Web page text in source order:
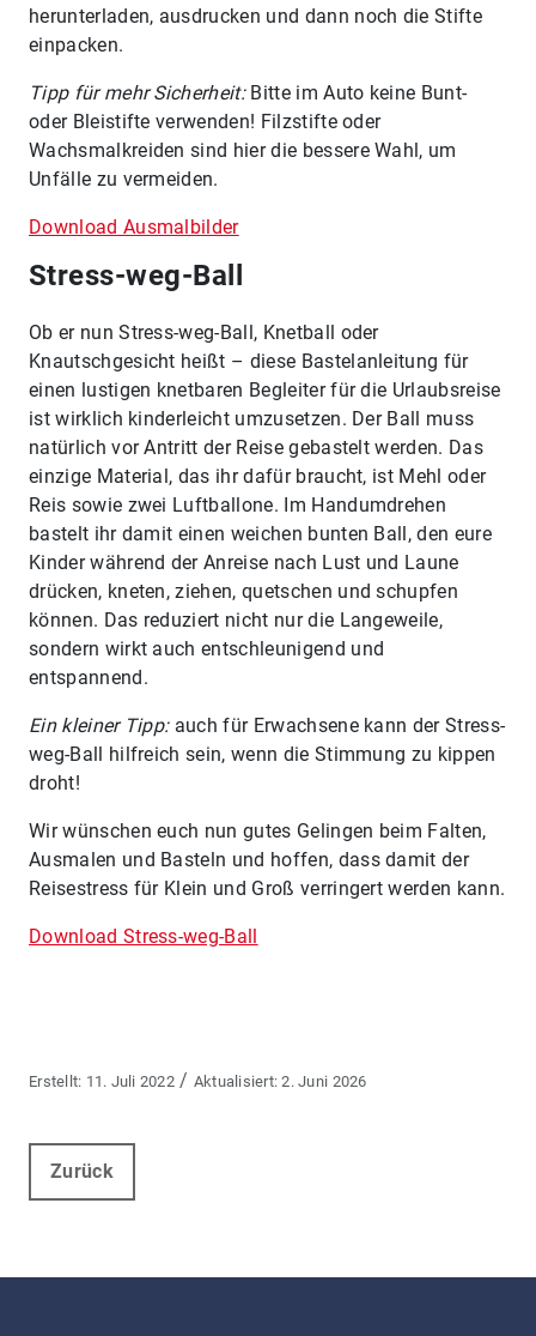
herunterladen, ausdrucken und dann noch die Stifte
einpacken.
Tipp für mehr Sicherheit:Bitte im Auto keine Bunt-
oder Bleistifte verwenden! Filzstifte oder
Wachsmalkreiden sind hier die bessere Wahl, um
Unfälle zu vermeiden.
Download Ausmalbilder
Stress-weg-Ball
Ob er nun Stress-weg-Ball, Knetball oder
Knautschgesicht heißt – diese Bastelanleitung für
einen lustigen knetbaren Begleiter für die Urlaubsreise
ist wirklich kinderleicht umzusetzen. Der Ball muss
natürlich vor Antritt der Reise gebastelt werden. Das
einzige Material, das ihr dafür braucht, ist Mehl oder
Reis sowie zwei Luftballone. Im Handumdrehen
bastelt ihr damit einen weichen bunten Ball, den eure
Kinder während der Anreise nach Lust und Laune
drücken, kneten, ziehen, quetschen und schupfen
können. Das reduziert nicht nur die Langeweile,
sondern wirkt auch entschleunigend und
entspannend.
Ein kleiner Tipp:auch für Erwachsene kann der Stress-
weg-Ball hilfreich sein, wenn die Stimmung zu kippen
droht!
Wir wünschen euch nun gutes Gelingen beim Falten,
Ausmalen und Basteln und hoffen, dass damit der
Reisestress für Klein und Groß verringert werden kann.
Download Stress-weg-Ball
11. Juli 2022 / 2. Juni 2026
Zurück